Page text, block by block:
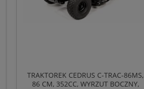
TRAKTOREK CEDRUS C-TRAC-86MS,
86 CM, 352CC, WYRZUT BOCZNY,